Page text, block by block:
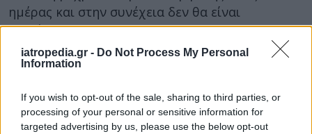
iatropedia.gr - Do Not Process My Personal
Information
If you wish to opt-out of the sale, sharing to third parties, or
processing of your personal or sensitive information for
targeted advertising by us, please use the below opt-out
ημέρας και στην συνέχεια δεν θα είναι
διαθέσιμη.
Την Τρίτη 27/08 οι εφαρμογές θα είναι πλήρως
λειτουργικές.